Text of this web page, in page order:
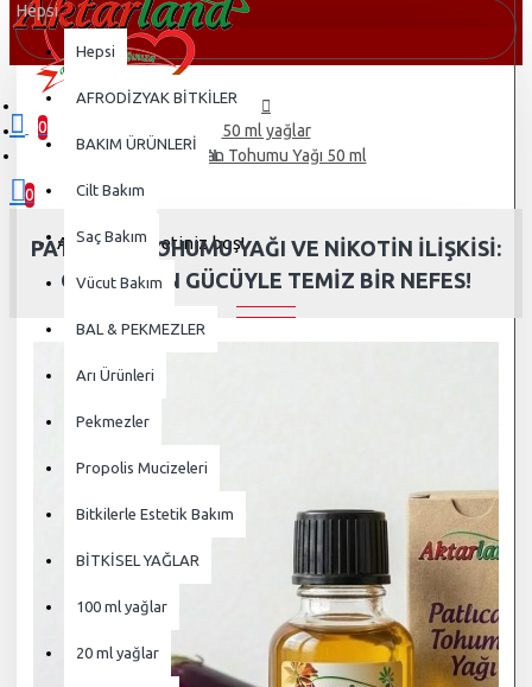
0
0 ürün - 0,00TL
0
Alışveriş sepetiniz boş!
Hepsi
Hepsi
AFRODİZYAK BİTKİLER
BAKIM ÜRÜNLERİ
Cilt Bakım
Saç Bakım
Vücut Bakım
BAL & PEKMEZLER
Arı Ürünleri
Pekmezler
Propolis Mucizeleri
Bitkilerle Estetik Bakım
BİTKİSEL YAĞLAR
100 ml yağlar
20 ml yağlar
50 ml yağlar
Patlıcan Tohumu Yağı 50 ml
PATLICAN TOHUMU YAĞI VE NIKOTIN İLIŞKISI:
GELENEĞIN GÜCÜYLE TEMIZ BIR NEFES!